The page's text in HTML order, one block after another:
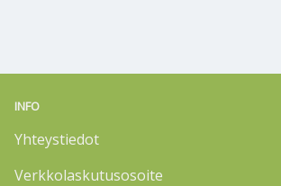
INFO
Yhteystiedot
Verkkolaskutusosoite